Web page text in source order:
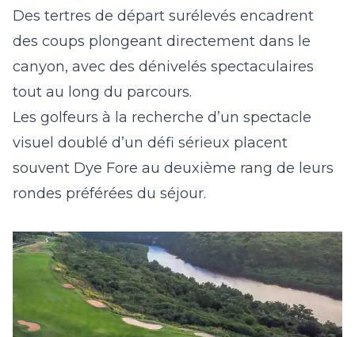
Des tertres de départ surélevés encadrent
des coups plongeant directement dans le
canyon, avec des dénivelés spectaculaires
tout au long du parcours.
Les golfeurs à la recherche d’un spectacle
visuel doublé d’un défi sérieux placent
souvent Dye Fore au deuxième rang de leurs
rondes préférées du séjour.